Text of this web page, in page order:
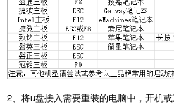
2、将u盘接入需要重装的电脑中，开机